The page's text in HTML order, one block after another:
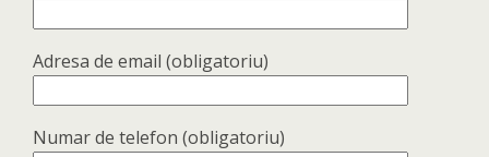
Adresa de email (obligatoriu)
Numar de telefon (obligatoriu)